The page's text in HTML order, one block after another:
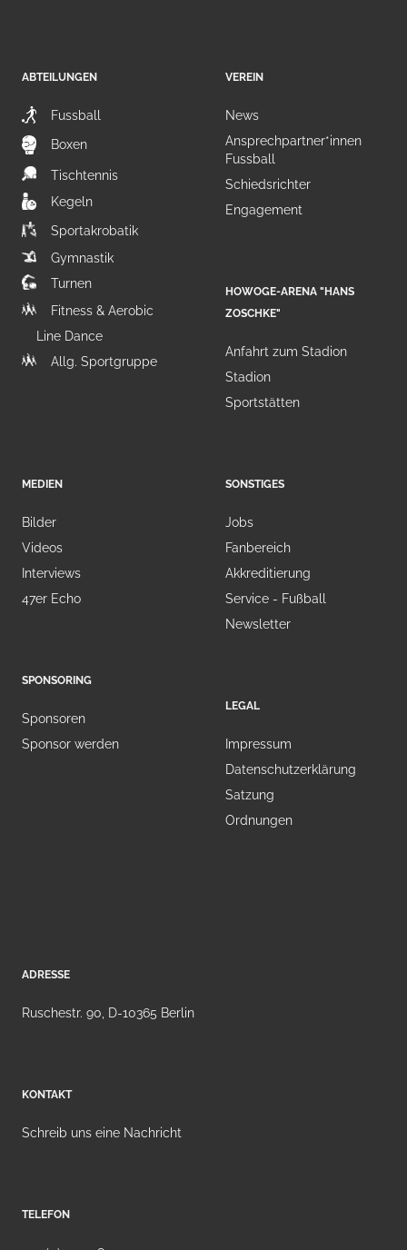
ABTEILUNGEN
Fussball
Boxen
Tischtennis
Kegeln
Sportakrobatik
Gymnastik
Turnen
Fitness & Aerobic
Line Dance
Allg. Sportgruppe
VEREIN
News
Ansprechpartner*innen
Fussball
Schiedsrichter
Engagement
HOWOGE-ARENA "HANS
ZOSCHKE"
Anfahrt zum Stadion
Stadion
Sportstätten
MEDIEN
Bilder
Videos
Interviews
47er Echo
SPONSORING
Sponsoren
Sponsor werden
SONSTIGES
Jobs
Fanbereich
Akkreditierung
Service - Fußball
Newsletter
LEGAL
Impressum
Datenschutzerklärung
Satzung
Ordnungen
ADRESSE
Ruschestr. 90, D-10365 Berlin
KONTAKT
Schreib uns eine Nachricht
TELEFON